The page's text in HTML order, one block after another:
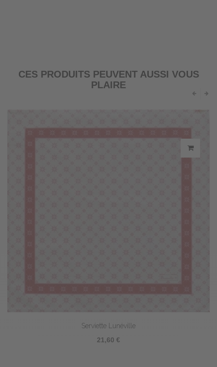
CES PRODUITS PEUVENT AUSSI VOUS
PLAIRE
Serviette Lunéville
21,60 €